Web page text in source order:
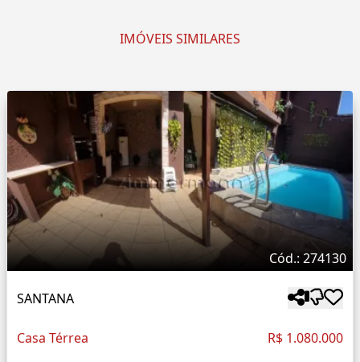
IMÓVEIS SIMILARES
Cód.: 274130
SANTANA
Casa Térrea R$ 1.080.000